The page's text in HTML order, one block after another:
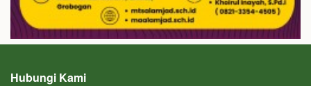
Hubungi Kami